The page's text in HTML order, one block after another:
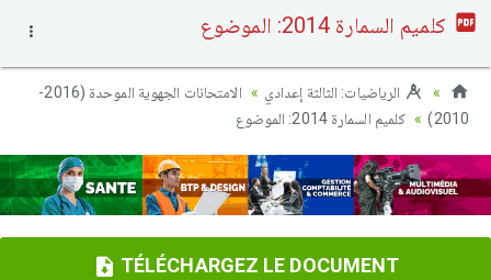
كلميم السمارة 2014: الموضوع
الرياضيات: الثالثة إعدادي
الامتحانات الجهوية الموحدة (2016-
2010)
كلميم السمارة 2014: الموضوع
TÉLÉCHARGEZ LE DOCUMENT